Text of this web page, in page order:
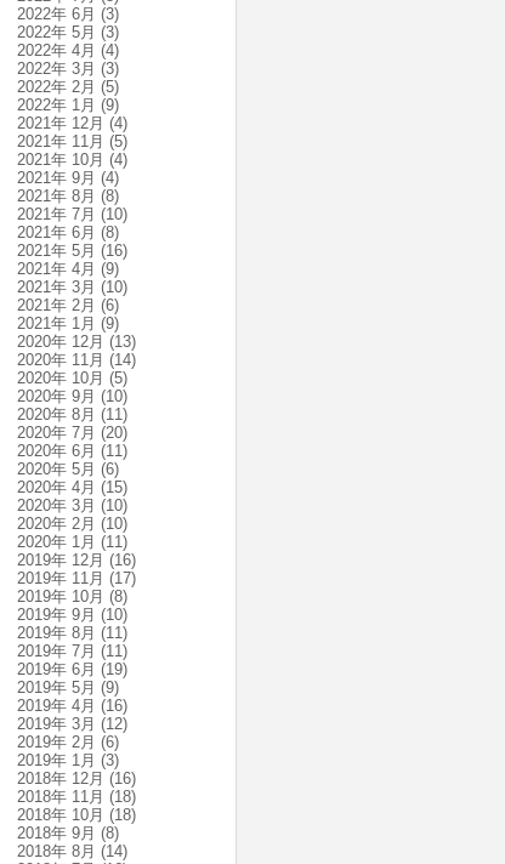
2022年 6月 (3)
2022年 5月 (3)
2022年 4月 (4)
2022年 3月 (3)
2022年 2月 (5)
2022年 1月 (9)
2021年 12月 (4)
2021年 11月 (5)
2021年 10月 (4)
2021年 9月 (4)
2021年 8月 (8)
2021年 7月 (10)
2021年 6月 (8)
2021年 5月 (16)
2021年 4月 (9)
2021年 3月 (10)
2021年 2月 (6)
2021年 1月 (9)
2020年 12月 (13)
2020年 11月 (14)
2020年 10月 (5)
2020年 9月 (10)
2020年 8月 (11)
2020年 7月 (20)
2020年 6月 (11)
2020年 5月 (6)
2020年 4月 (15)
2020年 3月 (10)
2020年 2月 (10)
2020年 1月 (11)
2019年 12月 (16)
2019年 11月 (17)
2019年 10月 (8)
2019年 9月 (10)
2019年 8月 (11)
2019年 7月 (11)
2019年 6月 (19)
2019年 5月 (9)
2019年 4月 (16)
2019年 3月 (12)
2019年 2月 (6)
2019年 1月 (3)
2018年 12月 (16)
2018年 11月 (18)
2018年 10月 (18)
2018年 9月 (8)
2018年 8月 (14)